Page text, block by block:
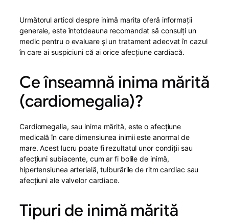
Următorul articol despre inimă marita oferă informații
generale, este întotdeauna recomandat să consulți un
medic pentru o evaluare și un tratament adecvat în cazul
în care ai suspiciuni că ai orice afecțiune cardiacă.
Ce înseamnă inima mărită
(cardiomegalia)?
Cardiomegalia, sau inima mărită, este o afecțiune
medicală în care dimensiunea inimii este anormal de
mare. Acest lucru poate fi rezultatul unor condiții sau
afecțiuni subiacente, cum ar fi bolile de inimă,
hipertensiunea arterială, tulburările de ritm cardiac sau
afecțiuni ale valvelor cardiace.
Tipuri de inimă mărită